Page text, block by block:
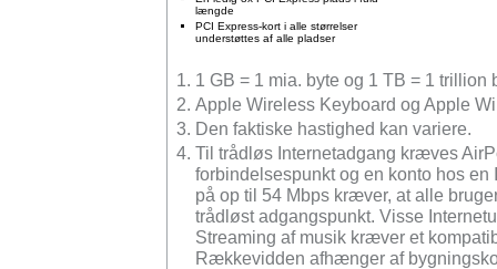
længde
PCI Express-kort i alle størrelser
understøttes af alle pladser
1 GB = 1 mia. byte og 1 TB = 1 trillion
Apple Wireless Keyboard og Apple
Den faktiske hastighed kan variere.
Til trådløs Internetadgang kræves
forbindelsespunkt og en konto hos
på op til 54 Mbps kræver, at alle
trådløst adgangspunkt. Visse
Streaming af musik kræver et
Rækkevidden afhænger af